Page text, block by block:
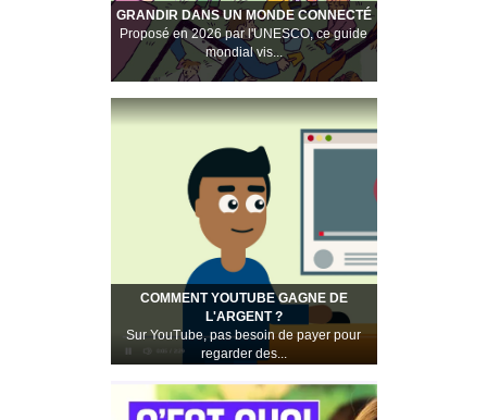
GRANDIR DANS UN MONDE CONNECTÉ
Proposé en 2026 par l'UNESCO, ce guide
mondial vis...
COMMENT YOUTUBE GAGNE DE
L'ARGENT ?
Sur YouTube, pas besoin de payer pour
regarder des...